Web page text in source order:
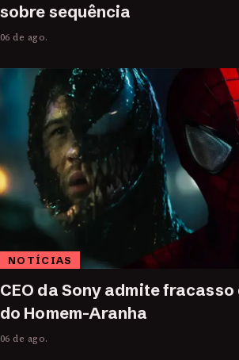
sobre sequência
06 de ago.
NOTÍCIAS
CEO da Sony admite
do Homem-Aranha
06 de ago.